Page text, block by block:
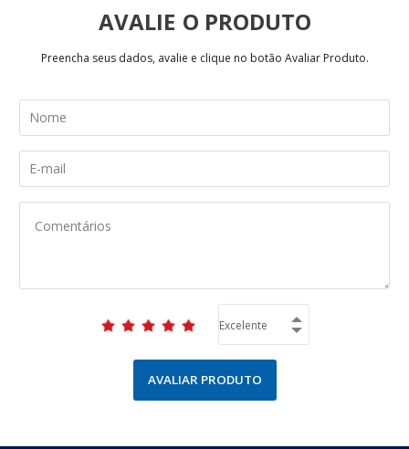
AVALIE
Preencha seus dados, avalie e clique no botão Avaliar Produto.
AVALIAR PRODUTO